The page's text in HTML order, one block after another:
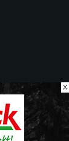
X